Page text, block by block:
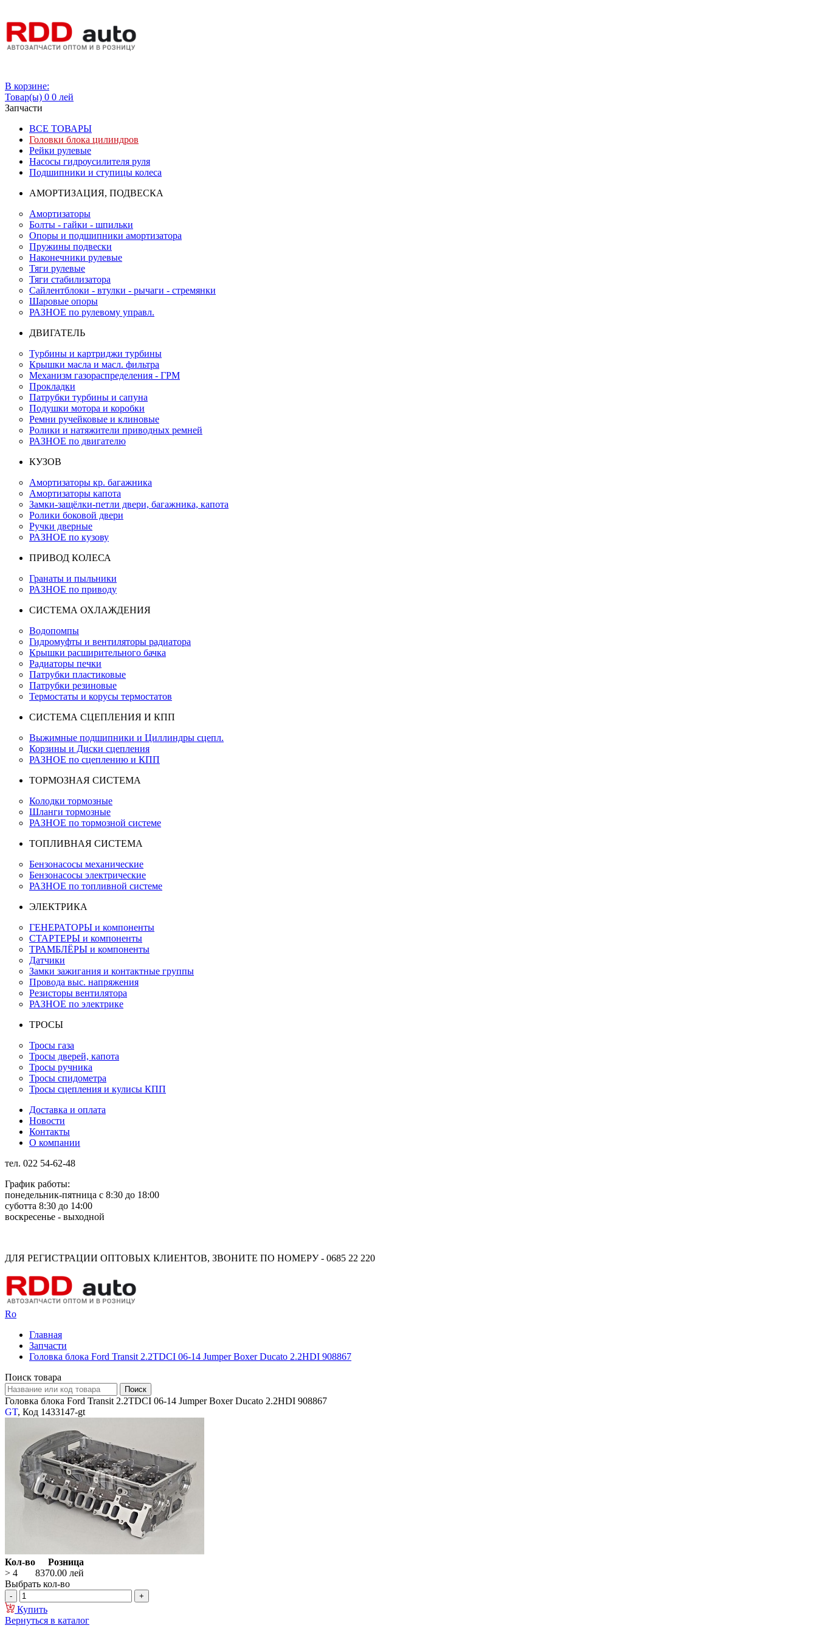
В корзине:
Товар(ы) 0 0 лей
Запчасти
ВСЕ ТОВАРЫ
Головки блока цилиндров
Рейки рулевые
Насосы гидроусилителя руля
Подшипники и ступицы колеса
АМОРТИЗАЦИЯ, ПОДВЕСКА
Амортизаторы
Болты - гайки - шпильки
Опоры и подшипники амортизатора
Пружины подвески
Наконечники рулевые
Тяги рулевые
Тяги стабилизатора
Сайлентблоки - втулки - рычаги - стремянки
Шаровые опоры
РАЗНОЕ по рулевому управл.
ДВИГАТЕЛЬ
Турбины и картриджи турбины
Крышки масла и масл. фильтра
Механизм газораспределения - ГРМ
Прокладки
Патрубки турбины и сапуна
Подушки мотора и коробки
Ремни ручейковые и клиновые
Ролики и натяжители приводных ремней
РАЗНОЕ по двигателю
КУЗОВ
Амортизаторы кр. багажника
Амортизаторы капота
Замки-защёлки-петли двери, багажника, капота
Ролики боковой двери
Ручки дверные
РАЗНОЕ по кузову
ПРИВОД КОЛЕСА
Гранаты и пыльники
РАЗНОЕ по приводу
СИСТЕМА ОХЛАЖДЕНИЯ
Водопомпы
Гидромуфты и вентиляторы радиатора
Крышки расширительного бачка
Радиаторы печки
Патрубки пластиковые
Патрубки резиновые
Термостаты и корусы термостатов
СИСТЕМА СЦЕПЛЕНИЯ И КПП
Выжимные подшипники и Циллиндры сцепл.
Корзины и Диски сцепления
РАЗНОЕ по сцеплению и КПП
ТОРМОЗНАЯ СИСТЕМА
Колодки тормозные
Шланги тормозные
РАЗНОЕ по тормозной системе
ТОПЛИВНАЯ СИСТЕМА
Бензонасосы механические
Бензонасосы электрические
РАЗНОЕ по топливной системе
ЭЛЕКТРИКА
ГЕНЕРАТОРЫ и компоненты
СТАРТЕРЫ и компоненты
ТРАМБЛЁРЫ и компоненты
Датчики
Замки зажигания и контактные группы
Провода выс. напряжения
Резисторы вентилятора
РАЗНОЕ по электрике
ТРОСЫ
Тросы газа
Тросы дверей, капота
Тросы ручника
Тросы спидометра
Тросы сцепления и кулисы КПП
Доставка и оплата
Новости
Контакты
О компании
тел. 022 54-62-48
График работы:
понедельник-пятница с 8:30 до 18:00
суботта 8:30 до 14:00
воскресенье - выходной
ДЛЯ РЕГИСТРАЦИИ ОПТОВЫХ КЛИЕНТОВ, ЗВОНИТЕ ПО НОМЕРУ - 0685 22 220
Ro
Главная
Запчасти
Головка блока Ford Transit 2.2TDCI 06-14 Jumper Boxer Ducato 2.2HDI 908867
Поиск товара
Головка блока Ford Transit 2.2TDCI 06-14 Jumper Boxer Ducato 2.2HDI 908867
GT, Код 1433147-gt
Кол-во
Розница
> 4
8370.00 лей
Выбрать кол-во
Купить
Вернуться в каталог